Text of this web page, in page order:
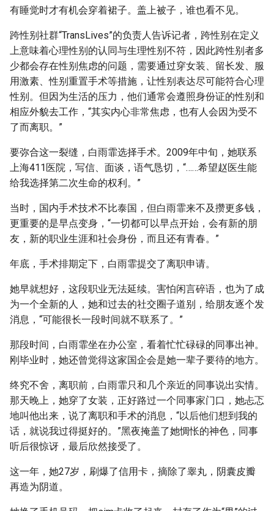
有睡觉时才有机会穿着裙子。盖上被子，谁也看不见。
跨性别社群“TransLives”的负责人告诉记者，跨性别在定义
上意味着心理性别的认同与生理性别不符，因此跨性别者多
少都会存在性别焦虑的问题，需要通过穿女装、留长发、服
用激素、性别重置手术等措施，让性别表达尽可能符合心理
性别。但因为生活的压力，他们通常会遵照身份证的性别和
相应外貌去工作，“其实内心非常焦虑，也有人会因为受不
了而离职。”
要弥合这一裂缝，白雨霏选择手术。2009年中旬，她联系
上海411医院，写信、面谈，语气恳切，“……希望赵医生能
给我选择第二次生命的权利。”
当时，国内手术技术不比泰国，但白雨霏来不及攒更多钱，
更重要的是早点变身，“一切都可以早点开始，会有新的朋
友，新的职业生涯和社会身份，而且还有青春。”
年底，手术排期定下，白雨霏提交了离职申请。
她早就想好，这段职业无法延续。害怕闲言碎语，也为了成
为一个全新的人，她和过去的社交圈子道别，给朋友逐个发
消息，“可能很长一段时间就不联系了。”
那段时间，白雨霏坐在办公室，看着忙忙碌碌的同事出神。
刚毕业时，她还曾觉得这家国企会是她一辈子要待的地方。
终究不舍，离职前，白雨霏只和几个亲近的同事说出实情。
那天晚上，她穿了女装，正好路过一个同事家门口，她忐忑
地叫他出来，说了离职和手术的消息，“以后他们想到我的
话，就说我过得挺好的。”黑夜掩盖了她惆怅的神色，同事
听后很惊讶，最后欣然接受了。
这一年，她27岁，刷爆了信用卡，摘除了睾丸，阴囊皮瓣
再造为阴道。